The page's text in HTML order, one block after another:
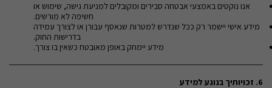
אנו נוקטים באמצעי אבטחה סבירים ומקובלים למניעת גישה, שימוש או
חשיפה לא מורשים.
מידע אישי יישמר רק ככל שנדרש למטרות שנאסף עבורן או לצורך עמידה
בדרישות החוק.
מידע יימחק באופן מאובטח כשאין בו צורך.
6. זכויותיך בנוגע למידע